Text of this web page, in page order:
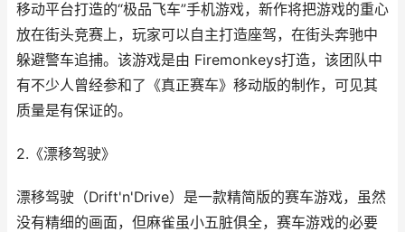
移动平台打造的“极品飞车”手机游戏，新作将把游戏的重心
放在街头竞赛上，玩家可以自主打造座驾，在街头奔驰中
躲避警车追捕。该游戏是由 Firemonkeys打造，该团队中
有不少人曾经参和了《真正赛车》移动版的制作，可见其
质量是有保证的。
2.《漂移驾驶》
漂移驾驶（Drift'n'Drive）是一款精简版的赛车游戏，虽然
没有精细的画面，但麻雀虽小五脏俱全，赛车游戏的必要